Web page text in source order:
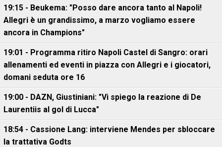
19:15 - Beukema: "Posso dare ancora tanto al Napoli!
Allegri è un grandissimo, a marzo vogliamo essere
ancora in Champions"
19:01 - Programma ritiro Napoli Castel di Sangro: orari
allenamenti ed eventi in piazza con Allegri e i giocatori,
domani seduta ore 16
19:00 - DAZN, Giustiniani: "Vi spiego la reazione di De
Laurentiis al gol di Lucca"
18:54 - Cassione Lang: interviene Mendes per sbloccare
la trattativa Godts